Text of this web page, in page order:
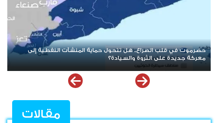
بعد حرب الممرات وتمدد الإرهاب.. هل يقترب العالم من إعادة قراءة
قضية شعب الجنوب؟
مقالات